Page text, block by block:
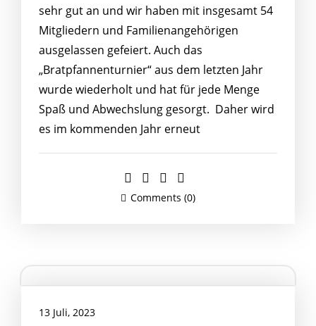
sehr gut an und wir haben mit insgesamt 54
Mitgliedern und Familienangehörigen
ausgelassen gefeiert. Auch das
„Bratpfannenturnier“ aus dem letzten Jahr
wurde wiederholt und hat für jede Menge
Spaß und Abwechslung gesorgt. Daher wird
es im kommenden Jahr erneut
Comments (0)
13 Juli, 2023